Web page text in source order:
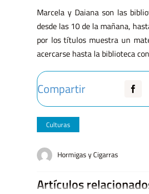
Marcela y Daiana son las
desde las 10 de la mañana,
por los títulos muestra un
acercarse hasta la biblioteca
Compartir
Culturas
Hormigas y Cigarras
Artículos